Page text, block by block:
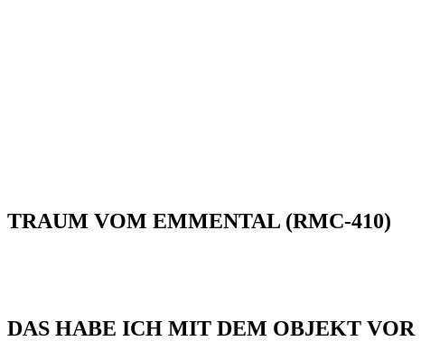
TRAUM VOM EMMENTAL (RMC-410)
DAS HABE ICH MIT DEM OBJEKT VOR